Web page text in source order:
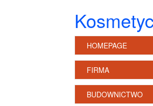
HOMEPAGE
FIRMA
BUDOWNICTWO